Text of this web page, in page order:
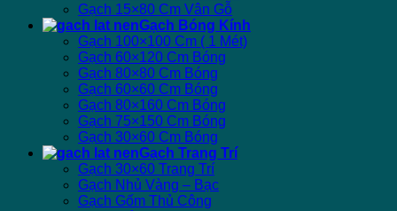
Gạch 15×80 Cm Vân Gỗ
Gạch Bóng Kính
Gạch 100×100 Cm ( 1 Mét)
Gạch 60×120 Cm Bóng
Gạch 80×80 Cm Bóng
Gạch 60×60 Cm Bóng
Gạch 80×160 Cm Bóng
Gạch 75×150 Cm Bóng
Gạch 30×60 Cm Bóng
Gạch Trang Trí
Gạch 30×60 Trang Trí
Gạch Nhủ Vàng – Bạc
Gạch Gốm Thủ Công